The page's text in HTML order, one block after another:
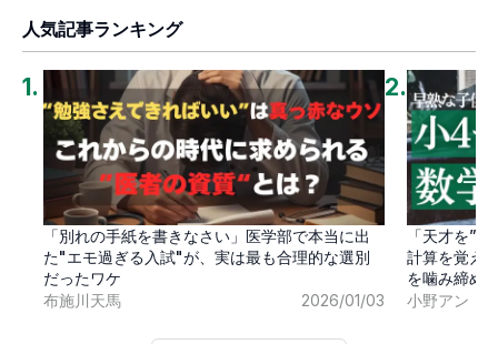
人気記事ランキング
1.
「別れの手紙を書きなさい」医学部で本当に出
た"エモ過ぎる入試"が、実は最も合理的な選別
だったワケ
布施川天馬
2026/01/03
2.
「天才を”
計算を覚え
を噛み締め
小野アン